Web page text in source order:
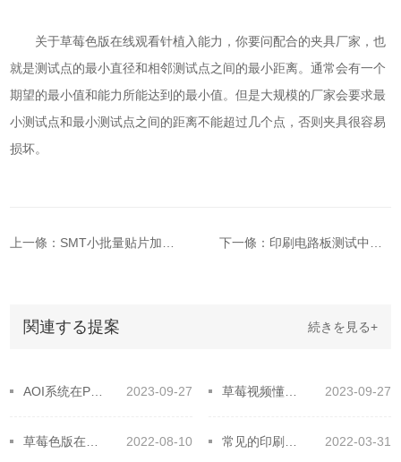
关于草莓色版在线观看针植入能力，你要问配合的夹具厂家，也
就是测试点的最小直径和相邻测试点之间的最小距离。通常会有一个
期望的最小值和能力所能达到的最小值。但是大规模的厂家会要求最
小测试点和最小测试点之间的距离不能超过几个点，否则夹具很容易
损坏。
関連する提案 続きを見る+
2023-09-27 2023-09-27
草莓视频懂你更多商贸易带您了解草莓色版在线观看测试治具
2022-08-10 2022-03-31